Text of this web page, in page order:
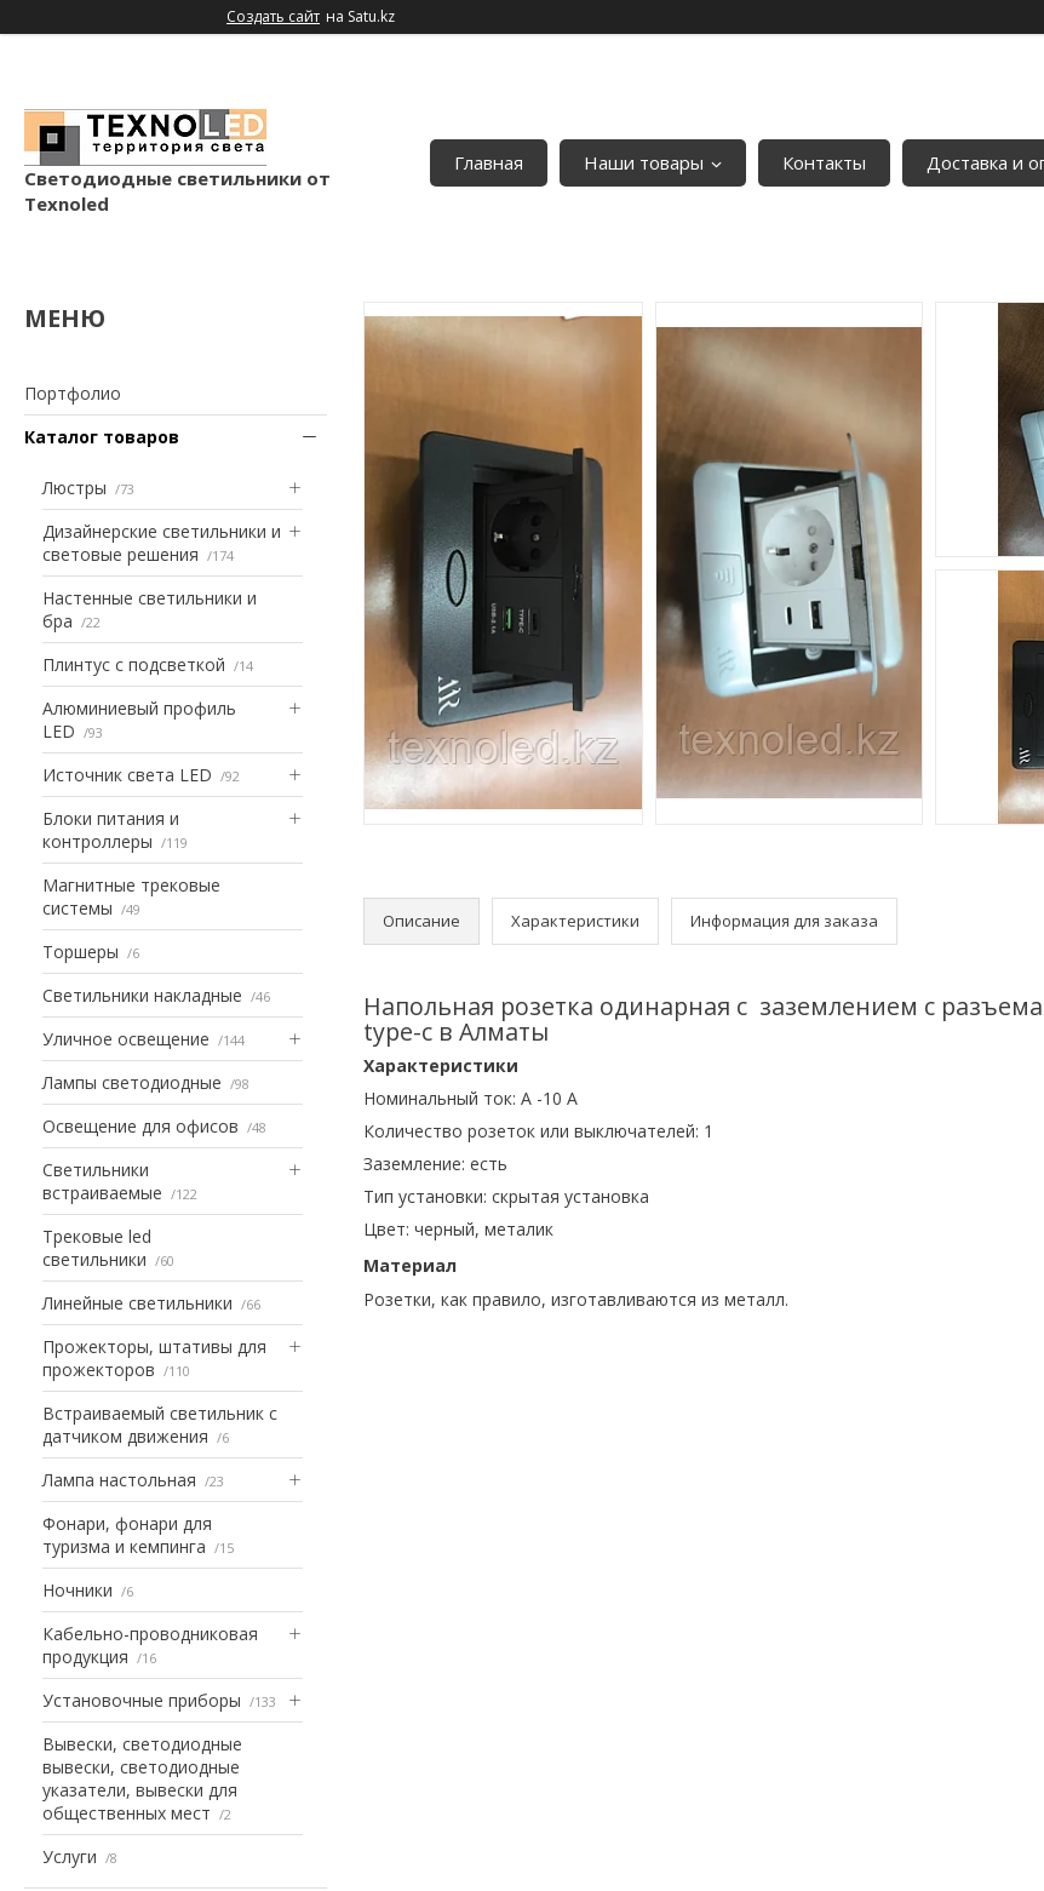
Создать сайт на Satu.kz
Светодиодные светильники от
Texnoled
Главная Наши товары Контакты Доставка и
Портфолио
Каталог товаров
Люстры 73
Дизайнерские светильники и
световые решения
174
Настенные светильники и
бра
22
Плинтус с подсветкой 14
Алюминиевый профиль
LED
93
Источник света LED 92
Блоки питания и
контроллеры
119
Магнитные трековые
системы
49
Торшеры 6
Светильники накладные 46
Уличное освещение 144
Лампы светодиодные 98
Освещение для офисов 48
Светильники
встраиваемые
122
Трековые led
светильники
60
Линейные светильники 66
Прожекторы, штативы для
прожекторов
110
Встраиваемый светильник с
датчиком движения
6
Лампа настольная 23
Фонари, фонари для
туризма и кемпинга
15
Ночники 6
Кабельно-проводниковая
продукция
16
Установочные приборы 133
Вывески, светодиодные
вывески, светодиодные
указатели, вывески для
общественных мест
2
Услуги 8
Описание Характеристики Информация для заказа
Напольная розетка одинарная с заземлением с
type-c в Алматы
Характеристики
Номинальный ток: А -10 А
Количество розеток или выключателей: 1
Заземление: есть
Тип установки: скрытая установка
Цвет: черный, металик
Материал
Розетки, как правило, изготавливаются из металл.